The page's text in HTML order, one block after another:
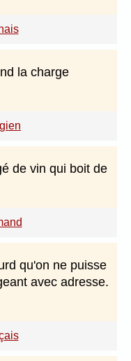
la charge
de vin qui boit de
qu'on ne puisse
avec adresse.